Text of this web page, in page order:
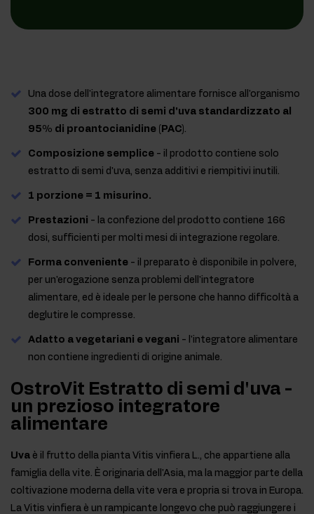
Una dose dell'integratore alimentare fornisce all'organismo
300 mg di estratto di semi d'uva standardizzato al
95% di proantocianidine (PAC) .
Composizione semplice - il prodotto contiene solo
estratto di semi d'uva, senza additivi e riempitivi inutili.
1 porzione = 1 misurino.
Prestazioni - la confezione del prodotto contiene 166
dosi, sufficienti per molti mesi di integrazione regolare.
Forma conveniente - il preparato è disponibile in polvere,
per un'erogazione senza problemi dell'integratore
alimentare, ed è ideale per le persone che hanno difficoltà a
deglutire le compresse.
Adatto a vegetariani e vegani - l'integratore alimentare
non contiene ingredienti di origine animale.
OstroVit Estratto di semi d'uva -
un prezioso integratore
alimentare
Uva è il frutto della pianta Vitis vinfiera L., che appartiene alla
famiglia della vite. È originaria dell'Asia, ma la maggior parte della
coltivazione moderna della vite vera e propria si trova in Europa.
La Vitis vinfiera è un rampicante longevo che può raggiungere i